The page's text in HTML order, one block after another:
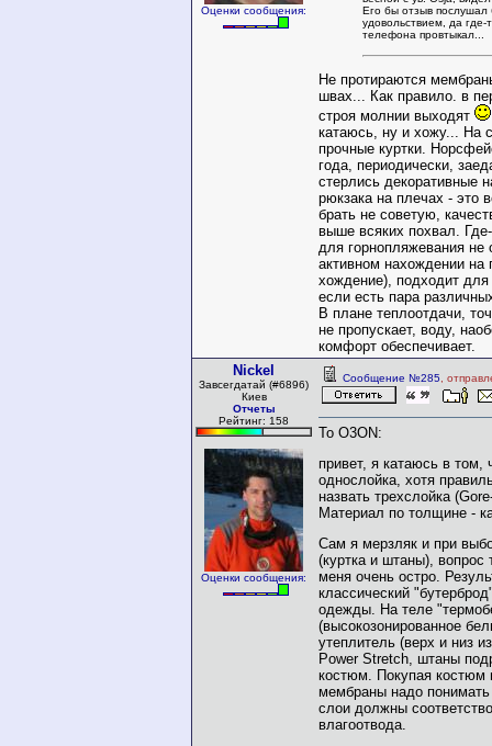
Оценки сообщения:
Его бы отзыв послушал
удовольствием, да где-
телефона провтыкал...
Не протираются
швах... Как правило. в
строя молнии выходят
катаюсь, ну и хожу... На
прочные куртки.
года, периодически,
стерлись декоративные
рюкзака на плечах - это
брать не советую,
выше всяких похвал.
для горнопляжевания не
активном нахождении на
хождение), подходит
если есть пара
В плане теплоотдачи,
не пропускает, воду,
комфорт обеспечивает.
Nickel
Завсегдатай (#6896)
Киев
Отчеты
Рейтинг: 158
Оценки сообщения:
Сообщение №285 ,
To O3ON:
привет, я катаюсь в том,
однослойка, хотя
назвать трехслойка
Материал по толщине -
Сам я мерзляк и при
(куртка и штаны), вопрос
меня очень остро.
классический
одежды. На теле
(высокозонированное
утеплитель (верх и низ
Power Stretch, штаны
костюм. Покупая костюм
мембраны надо
слои должны
влагоотвода.